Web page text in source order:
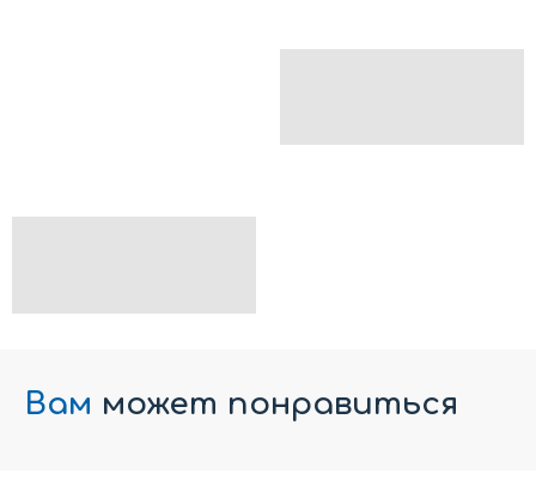
Вам может понравиться